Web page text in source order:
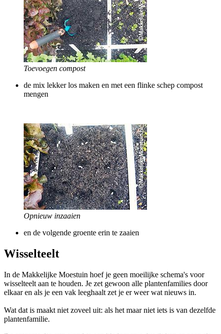
Toevoegen compost
de mix lekker los maken en met een flinke schep compost
mengen
Opnieuw inzaaien
en de volgende groente erin te zaaien
Wisselteelt
In de Makkelijke Moestuin hoef je geen moeilijke schema's voor
wisselteelt aan te houden. Je zet gewoon alle plantenfamilies door
elkaar en als je een vak leeghaalt zet je er weer wat nieuws in.
Wat dat is maakt niet zoveel uit: als het maar niet iets is van dezelfde
plantenfamilie.